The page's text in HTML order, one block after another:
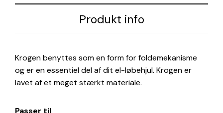
Produkt info
Krogen benyttes som en form for foldemekanisme
og er en essentiel del af dit el-løbehjul. Krogen er
lavet af et meget stærkt materiale.
Passer til